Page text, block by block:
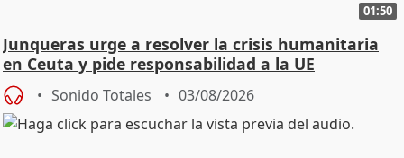
01:50
Junqueras urge a resolver la crisis humanitaria
en Ceuta y pide responsabilidad a la UE
Sonido Totales 03/08/2026